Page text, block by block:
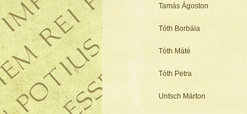
Tamás Ágoston
Tóth Borbála
Tóth Máté
Tóth Petra
Untsch Márton